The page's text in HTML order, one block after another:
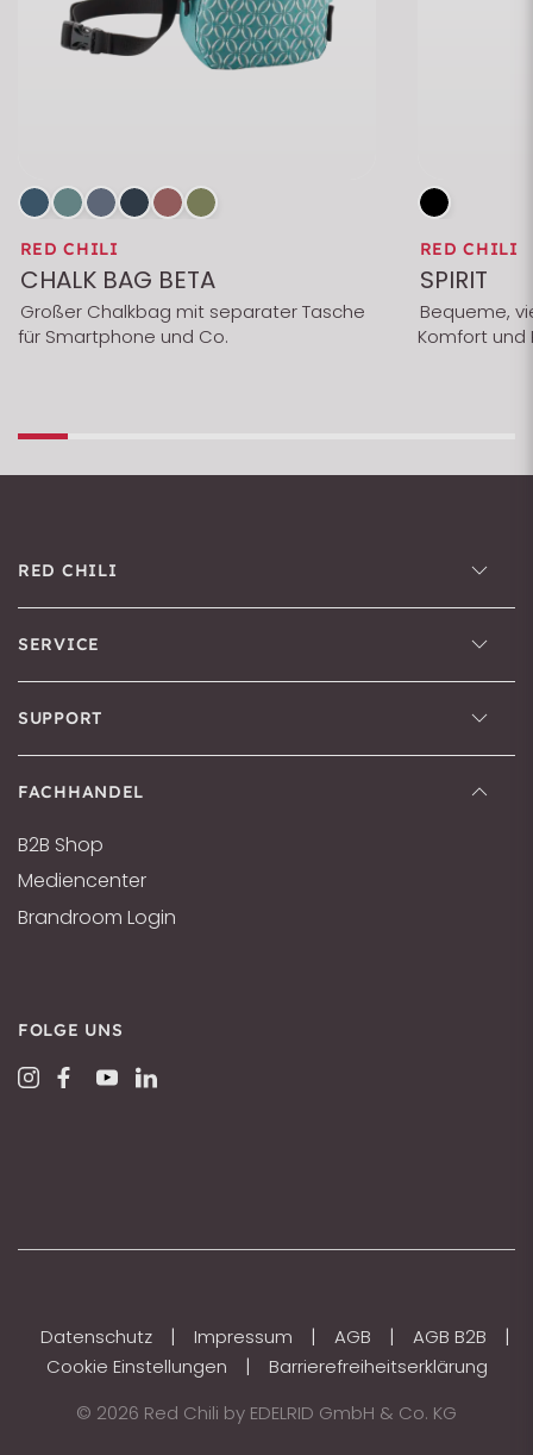
RED CHILI
CHALK BAG BETA
Großer Chalkbag mit separater Tasche
für Smartphone und Co.
RED CHILI
SPIRIT
Bequeme,
Komfort und
RED CHILI
SERVICE
SUPPORT
FACHHANDEL
B2B Shop
Mediencenter
Brandroom Login
FOLGE UNS
Datenschutz | Impressum | AGB | AGB B2B |
Cookie Einstellungen |
Barrierefreiheitserklärung
© 2026 Red Chili by EDELRID GmbH & Co. KG